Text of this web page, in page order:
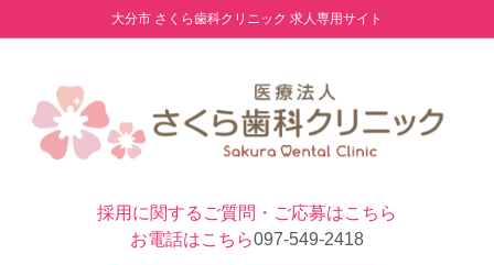
大分市 さくら歯科クリニック 求人専用サイト
採用に関するご質問・ご応募はこちら
お電話はこちら097-549-2418